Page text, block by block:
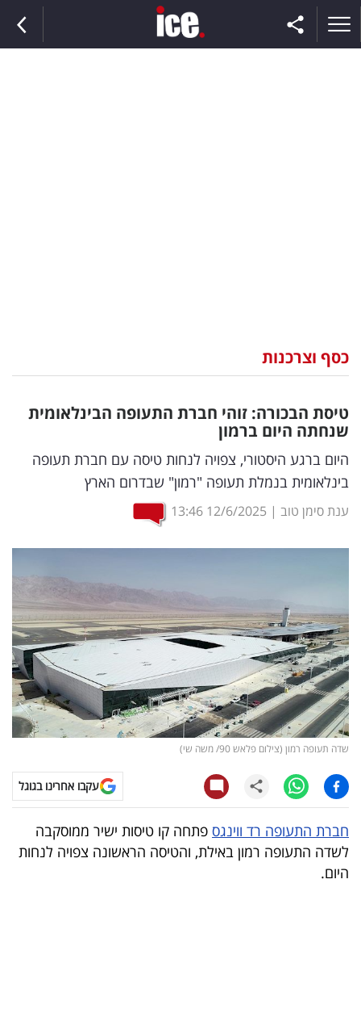
וצרכנות
דיגיטל
וטק
שיווק
ופרסום
משפט
ומחקרים
דעות
רכילות
עסקית
קריפטו
ויראלי
טלוויזיה
עסקי
כסף וצרכנות
טיסת הבכורה: זוהי חברת התעופה הבינלאומית
שנחתה היום ברמון
היום ברגע היסטורי, צפויה לנחות טיסה עם חברת תעופה
בינלאומית בנמלת תעופה "רמון" שבדרום הארץ
ענת סימן טוב |
12/6/2025
13:46
שדה תעופה רמון (צילום פלאש 90/ משה שי)
עקבו אחרינו בגוגל
חברת התעופה רד ווינגס פתחה קו טיסות ישיר ממוסקבה
לשדה התעופה רמון באילת, והטיסה הראשונה צפויה לנחות
היום.